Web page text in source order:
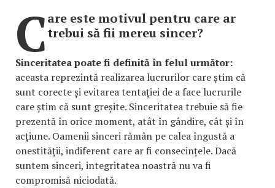
Care este motivul pentru care ar
trebui să fii mereu sincer?
Sinceritatea poate fi definită în felul următor:
aceasta reprezintă realizarea lucrurilor care știm că
sunt corecte și evitarea tentației de a face lucrurile
care știm că sunt greșite. Sinceritatea trebuie să fie
prezentă în orice moment, atât în gândire, cât și în
acțiune. Oamenii sinceri rămân pe calea îngustă a
onestității, indiferent care ar fi consecințele. Dacă
suntem sinceri, integritatea noastră nu va fi
compromisă niciodată.